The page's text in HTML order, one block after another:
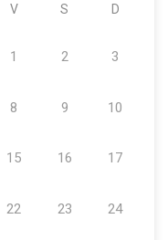
V S D
1 2 3
8 9 10
15 16 17
22 23 24